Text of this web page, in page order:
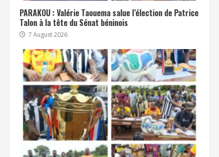
PARAKOU : Valérie Taouema salue l’élection de Patrice
Talon à la tête du Sénat béninois
7 August 2026